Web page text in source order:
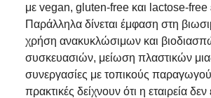
με vegan, gluten-free και lactose-free
Παράλληλα δίνεται έμφαση στη
χρήση ανακυκλώσιμων και
συσκευασιών, μείωση πλαστικών
συνεργασίες με τοπικούς
πρακτικές δείχνουν ότι η εταιρεία δεν